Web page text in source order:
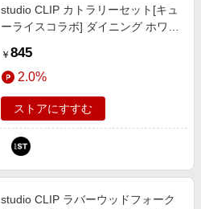
studio CLIP カトラリーセット[キュ
ーライスコラボ] ダイニング ホワイ
and ST アンドエスティ（旧ドット
エスティ）
￥ 845
2.0%
ストアにすすむ
studio CLIP ラバーウッドフォーク